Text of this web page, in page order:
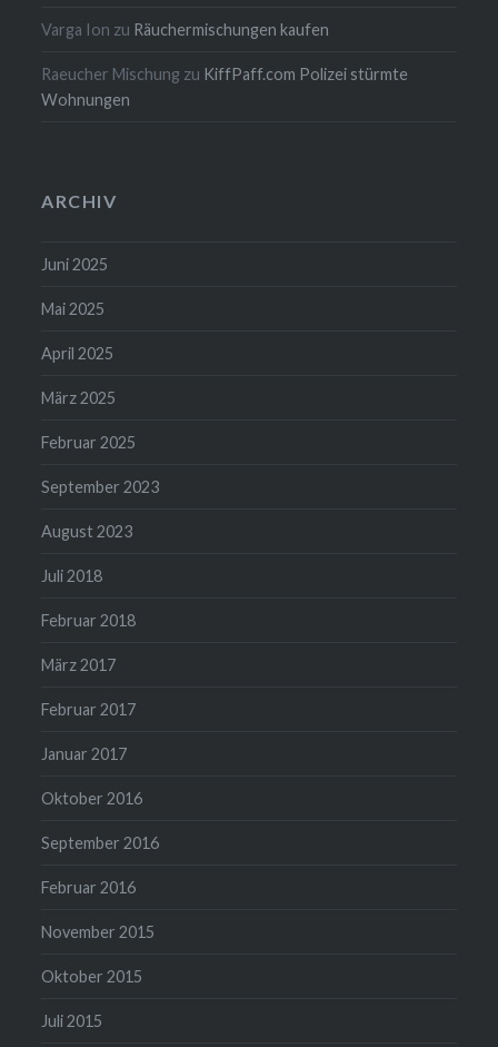
Varga Ion zu Räuchermischungen kaufen
Raeucher Mischung zu KiffPaff.com Polizei stürmte
Wohnungen
ARCHIV
Juni 2025
Mai 2025
April 2025
März 2025
Februar 2025
September 2023
August 2023
Juli 2018
Februar 2018
März 2017
Februar 2017
Januar 2017
Oktober 2016
September 2016
Februar 2016
November 2015
Oktober 2015
Juli 2015